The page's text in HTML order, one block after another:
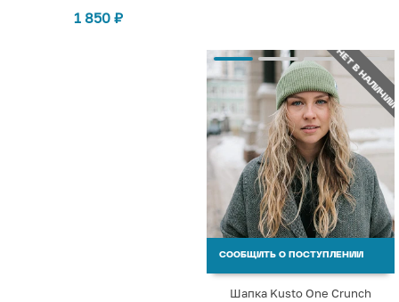
1 850 ₽
НЕТ В НАЛИЧИИ
СООБЩИТЬ О ПОСТУПЛЕНИИ
Шапка Kusto One Crunch